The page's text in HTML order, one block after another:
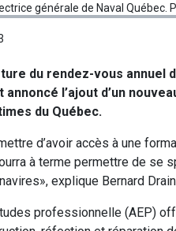
générale de Naval Québec.
du rendez-vous annuel
annoncé l’ajout d’un
du Québec.
d’avoir accès à une
à terme permettre de se
explique Bernard
professionnelle (AEP)